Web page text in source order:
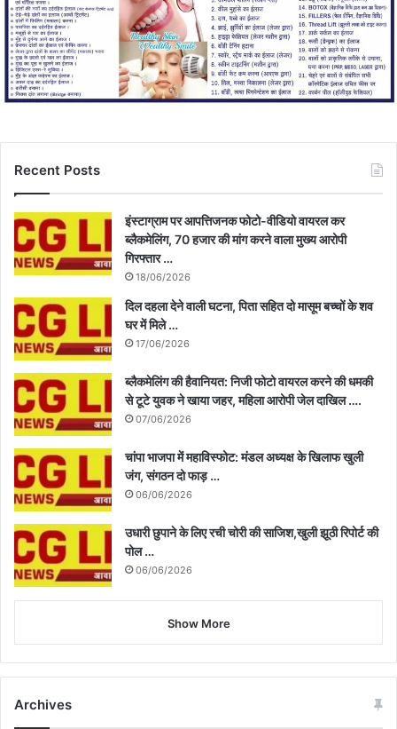
Recent Posts
इंस्टाग्राम पर आपत्तिजनक फोटो-वीडियो वायरल कर
ब्लैकमेलिंग, 70 हजार की मांग करने वाला मुख्य आरोपी
गिरफ्तार …
18/06/2026
दिल दहला देने वाली घटना, पिता सहित दो मासूम बच्चों के शव
घर में मिले …
17/06/2026
ब्लैकमेलिंग की हैवानियत: निजी फोटो वायरल करने की धमकी
से टूटे युवक ने खाया जहर, महिला आरोपी जेल दाखिल ….
07/06/2026
चांपा भाजपा में महाविस्फोट: मंडल अध्यक्ष के खिलाफ खुली
जंग, संगठन दो फाड़ …
06/06/2026
उधारी छुपाने के लिए रची चोरी की साजिश,खुली झूठी रिपोर्ट की
पोल …
06/06/2026
Show More
Archives